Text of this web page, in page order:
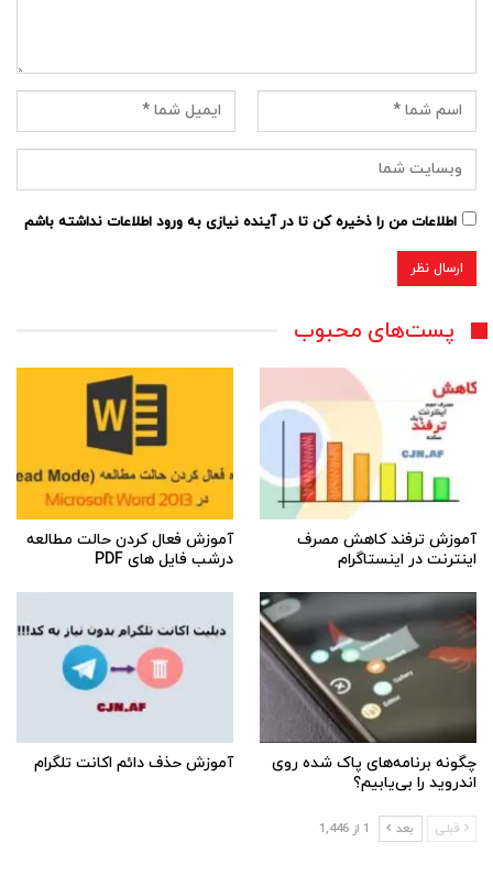
اطلاعات من را ذخیره کن تا در آینده نیازی به ورود اطلاعات نداشته باشم
پست‌های محبوب
آموزش ترفند کاهش مصرف
اینترنت در اینستاگرام
آموزش فعال کردن حالت مطالعه
درشب فایل های PDF
چگونه برنامه‌های پاک شده روی
اندروید را بی‌یابیم؟
آموزش حذف دائم اکانت تلگرام
قبلی بعد 1 از 1,446